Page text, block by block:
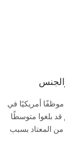
وجدت دراسة أجريت عام 2016 على 103،383 موظفًا أمريكيًا في
بلغوا متوسطًا
من المعتاد بسبب